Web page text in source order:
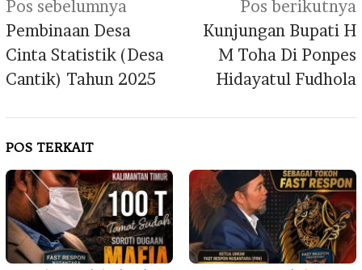
Navigasi
pos
Pos sebelumnya
Pembinaan Desa
Cinta Statistik (Desa
Cantik) Tahun 2025
Pos berikutnya
Kunjungan Bupati H
M Toha Di Ponpes
Hidayatul Fudhola
POS TERKAIT